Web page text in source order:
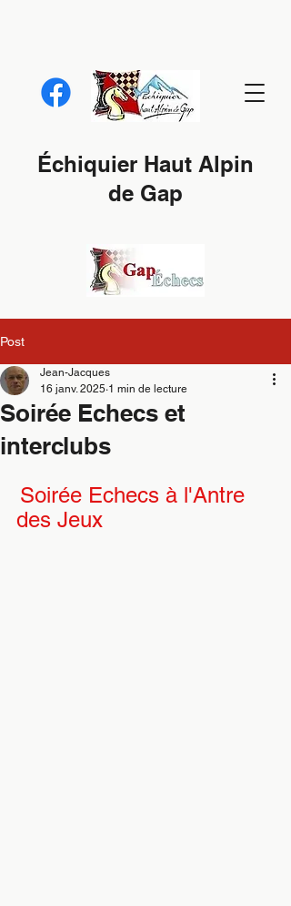
Échiquier Haut Alpin
de Gap
Post
Soirée Echecs et
interclubs
Jean-Jacques
16 janv. 2025 1 min de lecture
Soirée Echecs à l'Antre
des Jeux